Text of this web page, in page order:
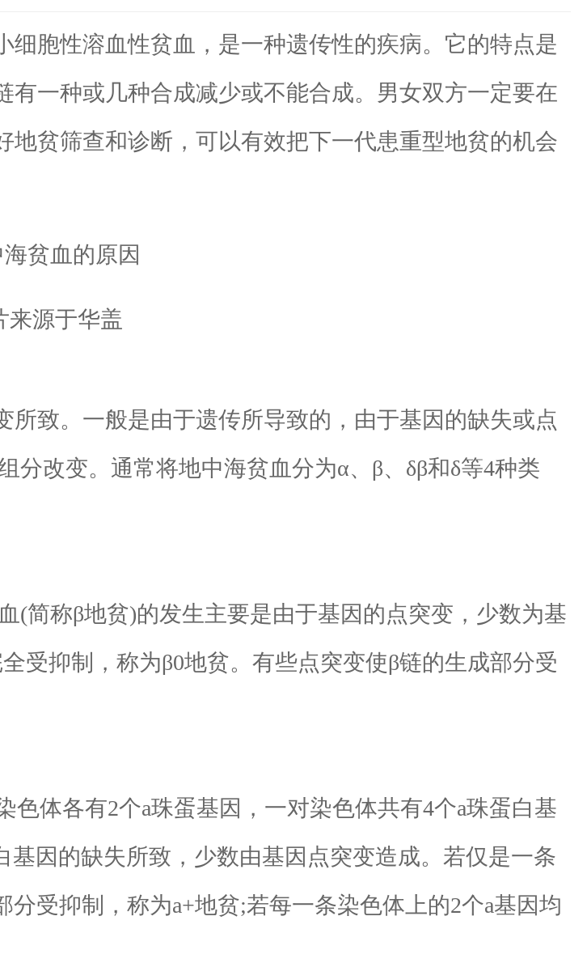
胞性溶血性贫血，是一种遗传性的疾病。它的特点是
一种或几种合成减少或不能合成。男女双方一定要在
贫筛查和诊断，可以有效把下一代患重型地贫的机会
来源于华盖
致。一般是由于遗传所导致的，由于基因的缺失或点
分改变。通常将地中海贫血分为α、β、δβ和δ等4种类
称β地贫)的发生主要是由于基因的点突变，少数为基
受抑制，称为β0地贫。有些点突变使β链的生成部分受
体各有2个a珠蛋基因，一对染色体共有4个a珠蛋白基
基因的缺失所致，少数由基因点突变造成。若仅是一条
受抑制，称为a+地贫;若每一条染色体上的2个a基因均